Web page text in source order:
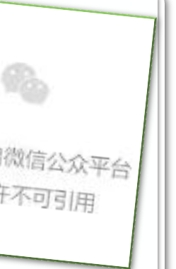
6
MF、OR（执教英语）：两位老师常
师，对于帮助学生提高学习效率、增
法。
St.George’s School
RP（执教英文）：擅长英文写作及
学生熟练使用地道的英语进行交流和
式文化熏陶相结合。